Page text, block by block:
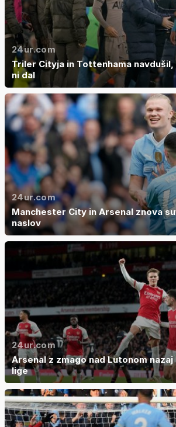
24ur.com
Triler Cityja in Tottenhama
ni dal
24ur.com
Manchester City in Arsenal znova
naslov
24ur.com
Arsenal z zmago nad Lutonom
lige